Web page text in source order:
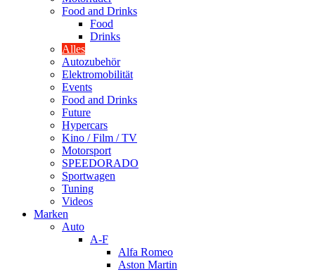
Food and Drinks
Food
Drinks
Alles
Autozubehör
Elektromobilität
Events
Food and Drinks
Future
Hypercars
Kino / Film / TV
Motorsport
SPEEDORADO
Sportwagen
Tuning
Videos
Marken
Auto
A-F
Alfa Romeo
Aston Martin